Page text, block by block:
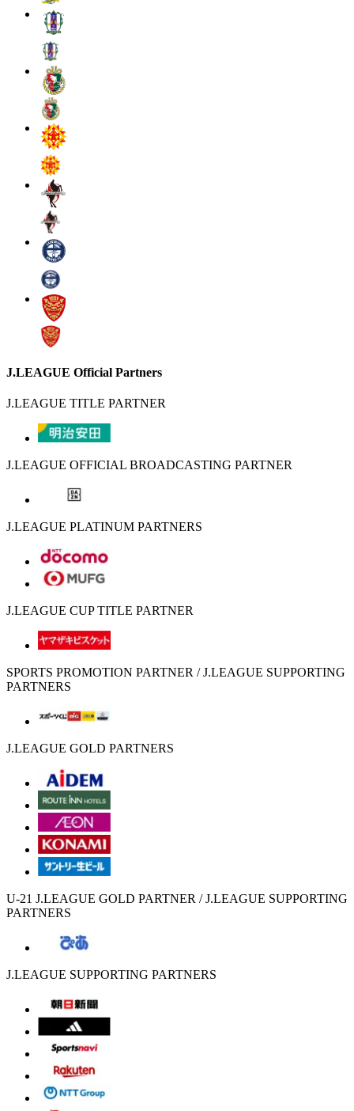
J.LEAGUE Official Partners
J.LEAGUE TITLE PARTNER
J.LEAGUE OFFICIAL BROADCASTING PARTNER
J.LEAGUE PLATINUM PARTNERS
J.LEAGUE CUP TITLE PARTNER
SPORTS PROMOTION PARTNER / J.LEAGUE SUPPORTING
PARTNERS
J.LEAGUE GOLD PARTNERS
U-21 J.LEAGUE GOLD PARTNER / J.LEAGUE SUPPORTING
PARTNERS
J.LEAGUE SUPPORTING PARTNERS